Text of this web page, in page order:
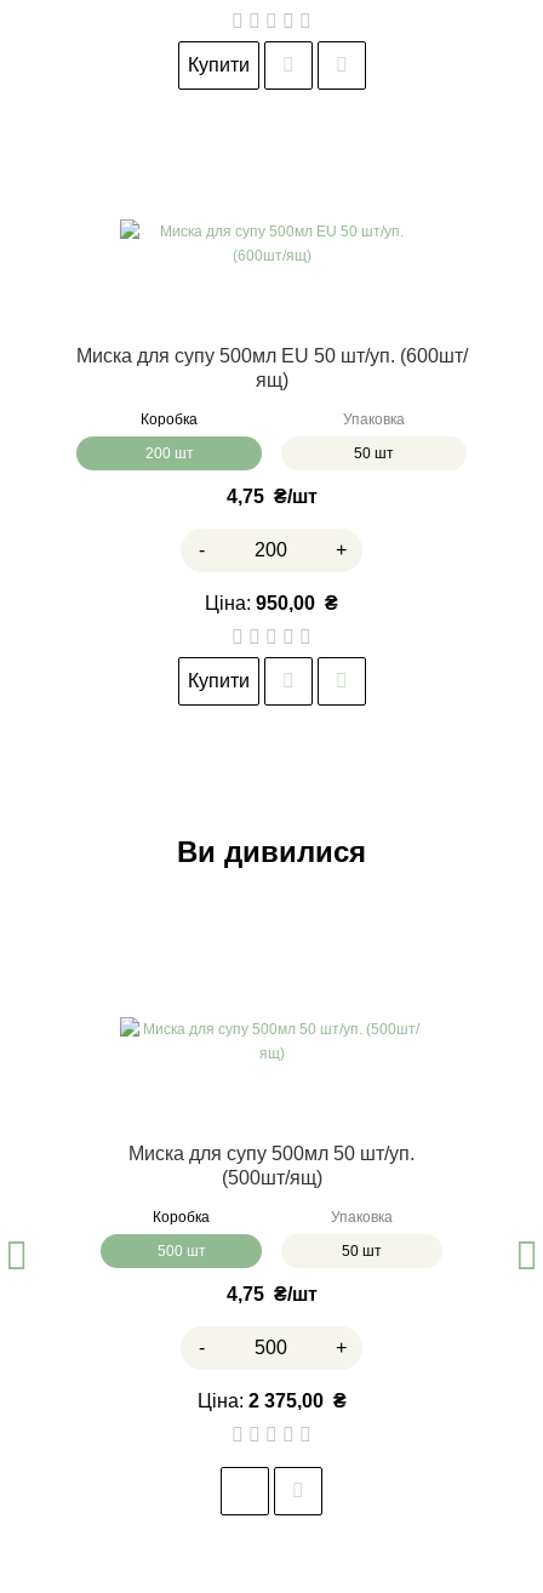
Купити
Миска для супу 500мл EU 50 шт/уп. (600шт/
ящ)
Коробка
200 шт
Упаковка
50 шт
4,75 ₴
- +
Ціна: 950,00 ₴
Купити
Ви дивилися
Миска для супу 500мл 50 шт/уп.
(500шт/ящ)
Коробка
500 шт
Упаковка
50 шт
4,75 ₴
- +
Ціна: 2 375,00 ₴